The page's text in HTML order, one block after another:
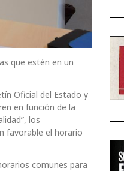
que estén en un
Oficial del Estado y
en función de la
los
favorable el horario
comunes para